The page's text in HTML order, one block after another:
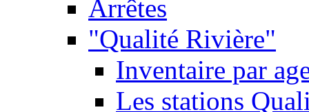
Arrêtes
"Qualité Rivière"
Inventaire par
Les stations